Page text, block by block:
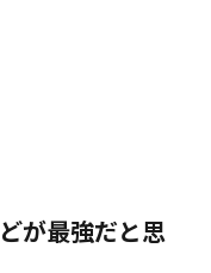
が最強だと思